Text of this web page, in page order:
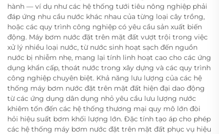
hành — ví dụ như các hệ thống tưới tiêu nông nghiệp phải
đáp ứng nhu cầu nước khác nhau của từng loại cây trồng,
hoặc các quy trình công nghiệp có yêu cầu sản xuất biến
động. Máy bơm nước đặt trên mặt đất vượt trội trong việc
xử lý nhiều loại nước, từ nước sinh hoạt sạch đến nguồn
nước bị nhiễm nhẹ, mang lại tính linh hoạt cao cho các ứng
dụng khẩn cấp, thoát nước trong xây dựng và các quy trình
công nghiệp chuyên biệt. Khả năng lưu lượng của các hệ
thống máy bơm nước đặt trên mặt đất hiện đại dao động
từ các ứng dụng dân dụng nhỏ yêu cầu lưu lượng nước
khiêm tốn đến các hệ thống thương mại quy mô lớn đòi
hỏi hiệu suất bơm khối lượng lớn. Đặc tính tạo áp cho phép
các hệ thống máy bơm nước đặt trên mặt đất phục vụ hiệu